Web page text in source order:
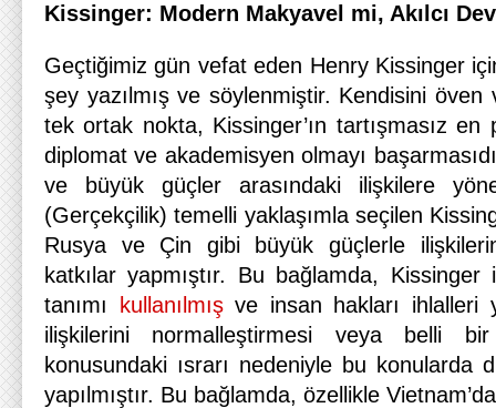
Kissinger: Modern Makyavel mi, Akılcı
Geçtiğimiz gün vefat eden Henry Kissinger
şey yazılmış ve söylenmiştir. Kendisini
tek ortak nokta, Kissinger’ın tartışmasız
diplomat ve akademisyen olmayı
ve büyük güçler arasındaki ilişkilere
(Gerçekçilik) temelli yaklaşımla seçilen
Rusya ve Çin gibi büyük güçlerle
katkılar yapmıştır. Bu bağlamda, Kissinger
tanımı
kullanılmışve insan hakları ihlalleri
ilişkilerini normalleştirmesi veya belli
konusundaki ısrarı nedeniyle bu konularda
yapılmıştır. Bu bağlamda, özellikle